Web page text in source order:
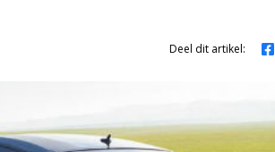
Deel dit artikel: